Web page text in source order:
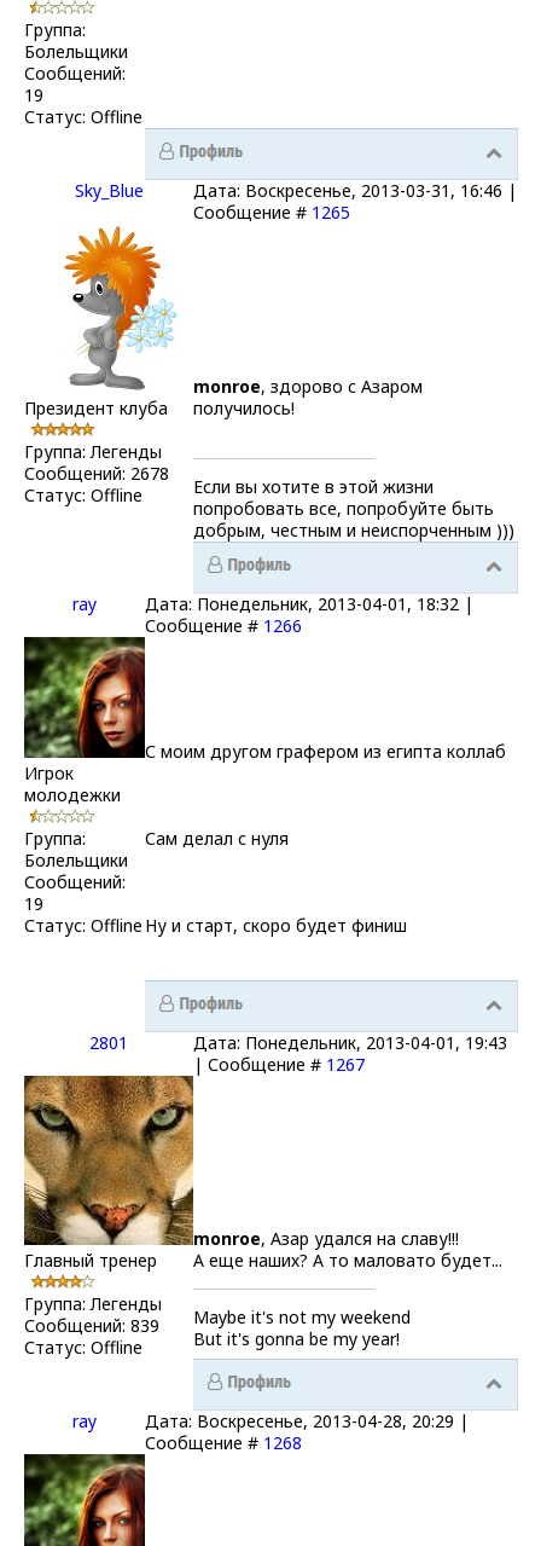
Группа:
Болельщики
Сообщений:
19
Статус: Offline
Sky_Blue
Дата: Воскресенье, 2013-03-31, 16:46 |
Сообщение # 1265
Президент клуба
Группа: Легенды
Сообщений: 2678
Статус: Offline
monroe, здорово с Азаром
получилось!
Если вы хотите в этой жизни
попробовать все, попробуйте быть
добрым, честным и неиспорченным )))
ray
Дата: Понедельник, 2013-04-01, 18:32 |
Сообщение # 1266
Игрок
молодежки
Группа:
Болельщики
Сообщений:
19
Статус: Offline
С моим другом графером из египта коллаб
Сам делал с нуля
Ну и старт, скоро будет финиш
2801
Дата: Понедельник, 2013-04-01, 19:43
| Сообщение # 1267
Главный тренер
Группа: Легенды
Сообщений: 839
Статус: Offline
monroe, Азар удался на славу!!!
А еще наших? А то маловато будет...
Maybe it's not my weekend
But it's gonna be my year!
ray
Дата: Воскресенье, 2013-04-28, 20:29 |
Сообщение # 1268